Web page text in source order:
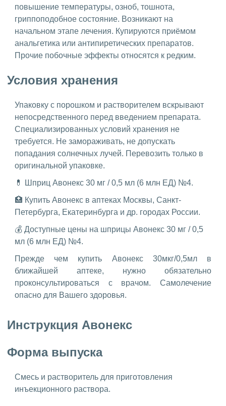
повышение температуры, озноб, тошнота,
гриппоподобное состояние. Возникают на
начальном этапе лечения. Купируются приёмом
анальгетика или антипиретических препаратов.
Прочие побочные эффекты относятся к редким.
Условия хранения
Упаковку с порошком и растворителем вскрывают
непосредственного перед введением препарата.
Специализированных условий хранения не
требуется. Не замораживать, не допускать
попадания солнечных лучей. Перевозить только в
оригинальной упаковке.
💊 Шприц Авонекс 30 мг / 0,5 мл (6 млн ЕД) №4.
🏥 Купить Авонекс в аптеках Москвы, Санкт-
Петербурга, Екатеринбурга и др. городах России.
💰 Доступные цены на шприцы Авонекс 30 мг / 0,5
мл (6 млн ЕД) №4.
Прежде чем купить Авонекс 30мкг/0,5мл в
ближайшей аптеке, нужно обязательно
проконсультироваться с врачом. Самолечение
опасно для Вашего здоровья.
Инструкция Авонекс
Форма выпуска
Смесь и растворитель для приготовления
инъекционного раствора.